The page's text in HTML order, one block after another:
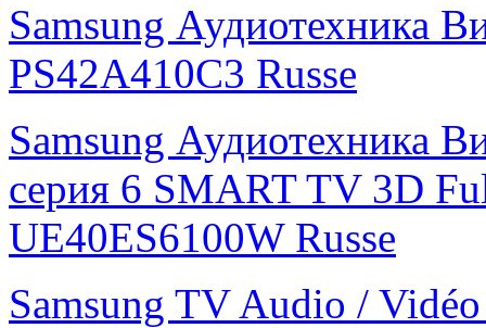
Samsung Аудиотехника
PS42A410C3 Russe
Samsung Аудиотехника
серия 6 SMART TV 3D
UE40ES6100W Russe
Samsung TV Audio /